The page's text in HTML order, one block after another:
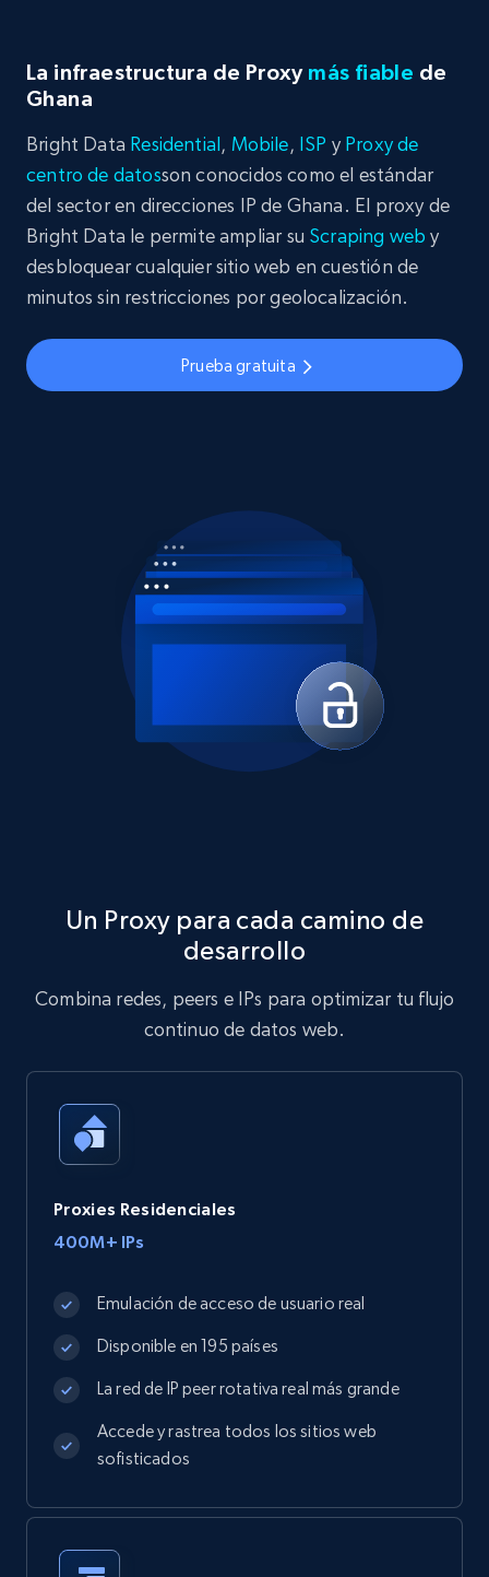
La infraestructura de Proxy más fiable de
Ghana
Bright Data Residential, Mobile, ISP y Proxy de
centro de datosson conocidos como el estándar
del sector en direcciones IP de Ghana. El proxy de
Bright Data le permite ampliar su Scraping web y
desbloquear cualquier sitio web en cuestión de
minutos sin restricciones por geolocalización.
Prueba gratuita
Un Proxy para cada camino de
desarrollo
Combina redes, peers e IPs para optimizar tu flujo
continuo de datos web.
Proxies Residenciales
400M+ IPs
Emulación de acceso de usuario real
Disponible en 195 países
La red de IP peer rotativa real más grande
Accede y rastrea todos los sitios web
sofisticados